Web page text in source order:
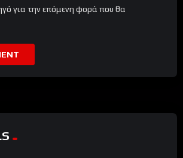
για την επόμενη φορά που θα